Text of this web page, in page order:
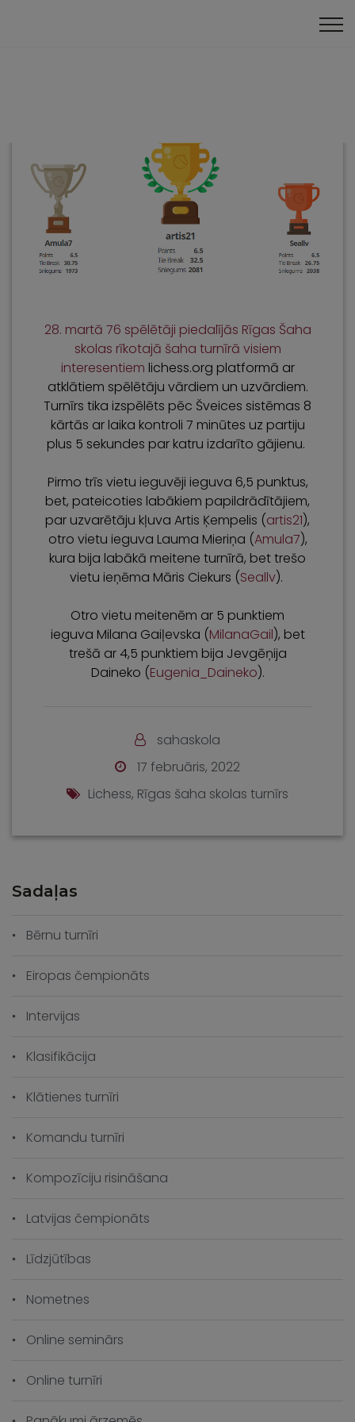
28. martā 76 spēlētāji piedalījās Rīgas Šaha
skolas rīkotajā šaha turnīrā visiem
interesentiem lichess.org platformā ar
atklātiem spēlētāju vārdiem un uzvārdiem.
Turnīrs tika izspēlēts pēc Šveices sistēmas 8
kārtās ar laika kontroli 7 minūtes uz partiju
plus 5 sekundes par katru izdarīto gājienu.
Pirmo trīs vietu ieguvēji ieguva 6,5 punktus,
bet, pateicoties labākiem papildrādītājiem,
par uzvarētāju kļuva Artis Ķempelis (artis21),
otro vietu ieguva Lauma Mieriņa (Amula7),
kura bija labākā meitene turnīrā, bet trešo
vietu ieņēma Māris Ciekurs (Seallv).
Otro vietu meitenēm ar 5 punktiem
ieguva Milana Gaiļevska (MilanaGail), bet
trešā ar 4,5 punktiem bija Jevgēņija
Daineko (Eugenia_Daineko).
sahaskola
17 februāris, 2022
Lichess, Rīgas šaha skolas turnīrs
Sadaļas
Bērnu turnīri
Eiropas čempionāts
Intervijas
Klasifikācija
Klātienes turnīri
Komandu turnīri
Kompozīciju risināšana
Latvijas čempionāts
Līdzjūtības
Nometnes
Online seminārs
Online turnīri